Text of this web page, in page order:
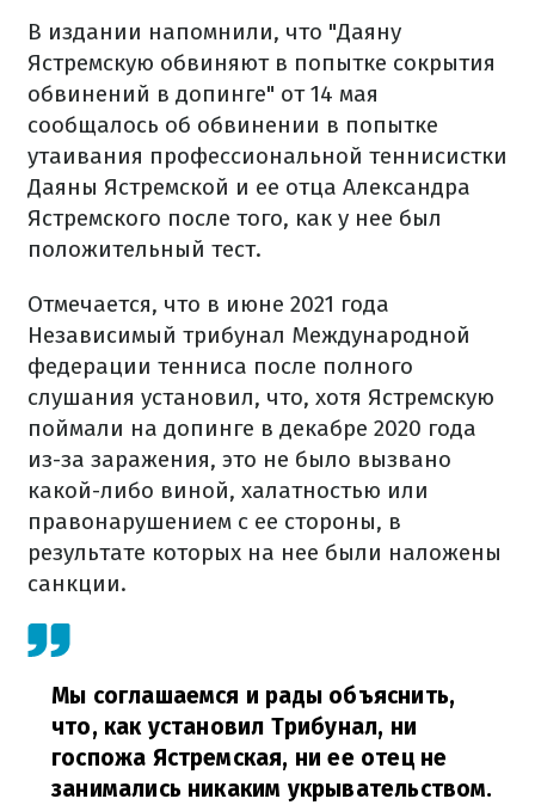
В издании напомнили, что "Даяну
Ястремскую обвиняют в попытке сокрытия
обвинений в допинге" от 14 мая
сообщалось об обвинении в попытке
утаивания профессиональной теннисистки
Даяны Ястремской и ее отца Александра
Ястремского после того, как у нее был
положительный тест.
Отмечается, что в июне 2021 года
Независимый трибунал Международной
федерации тенниса после полного
слушания установил, что, хотя Ястремскую
поймали на допинге в декабре 2020 года
из-за заражения, это не было вызвано
какой-либо виной, халатностью или
правонарушением с ее стороны, в
результате которых на нее были наложены
санкции.
Мы соглашаемся и рады объяснить,
что, как установил Трибунал, ни
госпожа Ястремская, ни ее отец не
занимались никаким укрывательством.